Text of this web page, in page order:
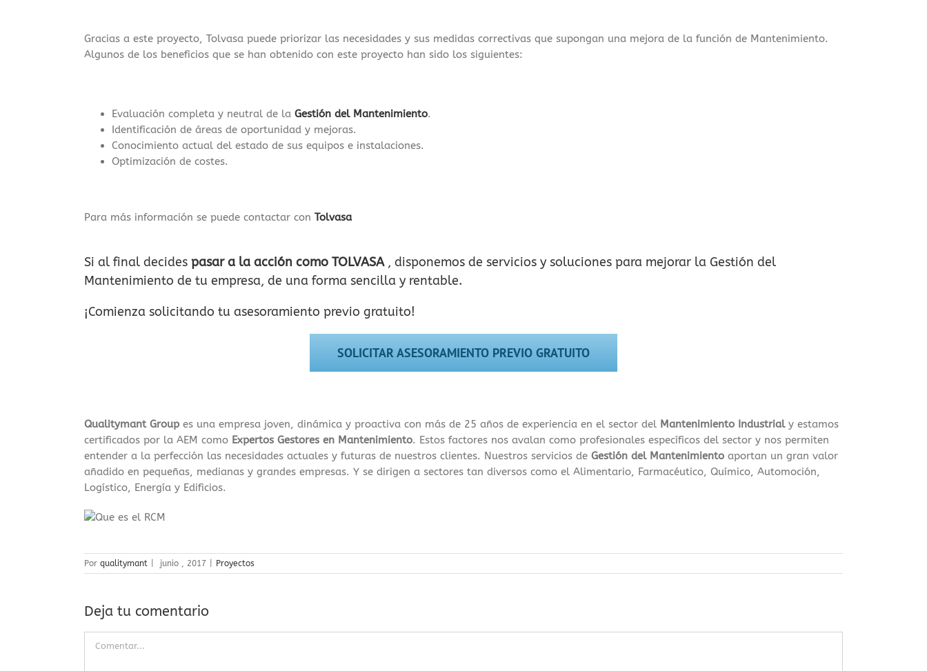
Gracias a este proyecto, Tolvasa puede priorizar las necesidades y sus medidas correctivas que supongan una mejora de la función de Mantenimiento.
Algunos de los beneficios que se han obtenido con este proyecto han sido los siguientes:
Evaluación completa y neutral de la Gestión del Mantenimiento.
Identificación de áreas de oportunidad y mejoras.
Conocimiento actual del estado de sus equipos e instalaciones.
Optimización de costes.
Para más información se puede contactar con Tolvasa
Si al final decides pasar a la acción como TOLVASA , disponemos de servicios y soluciones para mejorar la Gestión del
Mantenimiento de tu empresa, de una forma sencilla y rentable.
¡Comienza solicitando tu asesoramiento previo gratuito!
SOLICITAR ASESORAMIENTO PREVIO GRATUITO
Qualitymant Group es una empresa joven, dinámica y proactiva con más de 25 años de experiencia en el sector del Mantenimiento Industrialy estamos
certificados por la AEM como Expertos Gestores en Mantenimiento. Estos factores nos avalan como profesionales específicos del sector y nos permiten
entender a la perfección las necesidades actuales y futuras de nuestros clientes. Nuestros servicios de Gestión del Mantenimiento aportan un gran valor
añadido en pequeñas, medianas y grandes empresas. Y se dirigen a sectores tan diversos como el Alimentario, Farmacéutico, Químico, Automoción,
Logístico, Energía y Edificios.
Por qualitymant junio , 2017 Proyectos
Deja tu comentario